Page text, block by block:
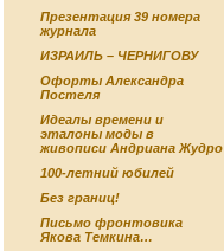
Презентация 39 номера
журнала
ИЗРАИЛЬ – ЧЕРНИГОВУ
Офорты Александра
Постеля
Идеалы времени и
эталоны моды в
живописи Андриана Жудро
100-летний юбилей
Без границ!
Письмо фронтовика
Якова Темкина…